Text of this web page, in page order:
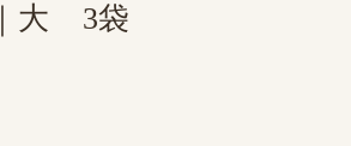
大 3袋